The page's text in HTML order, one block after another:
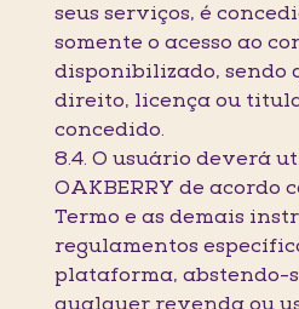
seus serviços, é
somente o acesso ao
disponibilizado, sendo
direito, licença ou
concedido.
8.4. O usuário deverá
OAKBERRY de acordo
Termo e as demais
regulamentos
plataforma, abstendo-